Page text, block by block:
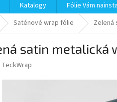
Katalogy Fólie Vám
Saténové wrap fólie Zelená
satin metalická
TeckWrap